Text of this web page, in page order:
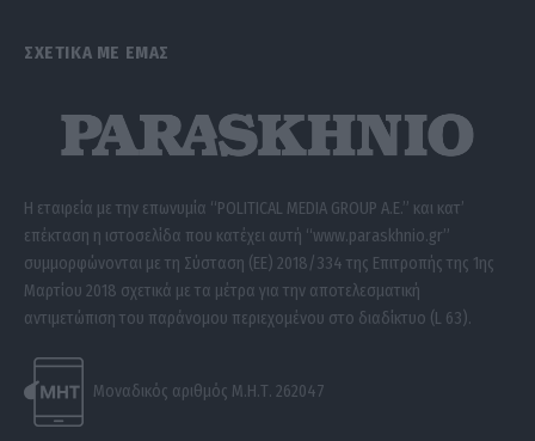
ΣΧΕΤΙΚΑ ΜΕ ΕΜΑΣ
Η εταιρεία με την επωνυμία “POLITICAL MEDIA GROUP A.E.” και κατ’
επέκταση η ιστοσελίδα που κατέχει αυτή “www.paraskhnio.gr”
συμμορφώνονται με τη Σύσταση (ΕΕ) 2018/334 της Επιτροπής της 1ης
Μαρτίου 2018 σχετικά με τα μέτρα για την αποτελεσματική
αντιμετώπιση του παράνομου περιεχομένου στο διαδίκτυο (L 63).
Μοναδικός αριθμός Μ.Η.Τ. 262047